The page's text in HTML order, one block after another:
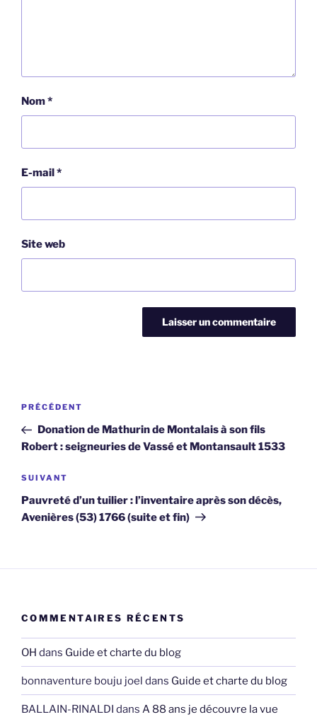
Nom*
E-mail*
Site web
Navigation
l’article
Article
précédent
PRÉCÉDENT
Donation de Mathurin de Montalais à son fils
Robert : seigneuries de Vassé et Montansault 1533
Article
suivant
SUIVANT
Pauvreté d’un tuilier : l’inventaire après son décès,
Avenières (53) 1766 (suite et fin)
COMMENTAIRES RÉCENTS
OH dans Guide et charte du blog
bonnaventure bouju joel dans Guide et charte du blog
BALLAIN-RINALDI dans A 88 ans je découvre la vue